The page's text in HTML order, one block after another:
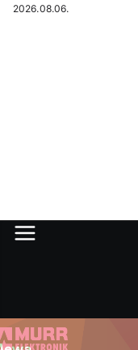
Skip2026.08.06.